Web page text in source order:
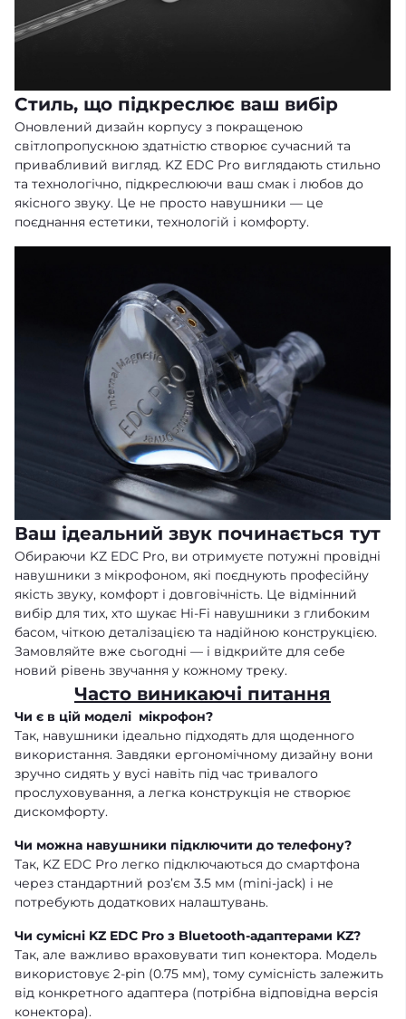
Стиль, що підкреслює ваш вибір
Оновлений дизайн корпусу з покращеною
світлопропускною здатністю створює сучасний та
привабливий вигляд. KZ EDC Pro виглядають стильно
та технологічно, підкреслюючи ваш смак і любов до
якісного звуку. Це не просто навушники — це
поєднання естетики, технологій і комфорту.
Ваш ідеальний звук починається тут
Обираючи KZ EDC Pro, ви отримуєте потужні провідні
навушники з мікрофоном, які поєднують професійну
якість звуку, комфорт і довговічність. Це відмінний
вибір для тих, хто шукає Hi-Fi навушники з глибоким
басом, чіткою деталізацією та надійною конструкцією.
Замовляйте вже сьогодні — і відкрийте для себе
новий рівень звучання у кожному треку.
Часто виникаючі питання
Чи є в цій моделі мікрофон?
Так, навушники ідеально підходять для щоденного
використання. Завдяки ергономічному дизайну вони
зручно сидять у вусі навіть під час тривалого
прослуховування, а легка конструкція не створює
дискомфорту.
Чи можна навушники підключити до телефону?
Так, KZ EDC Pro легко підключаються до смартфона
через стандартний роз’єм 3.5 мм (mini-jack) і не
потребують додаткових налаштувань.
Чи сумісні KZ EDC Pro з Bluetooth-адаптерами KZ?
Так, але важливо враховувати тип конектора. Модель
використовує 2-pin (0.75 мм), тому сумісність залежить
від конкретного адаптера (потрібна відповідна версія
конектора).